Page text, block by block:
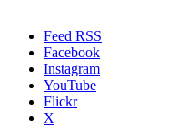
Feed RSS
Facebook
Instagram
YouTube
Flickr
X